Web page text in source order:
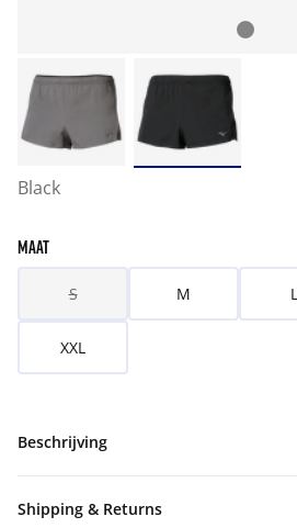
Black
MAAT
S M L
XXL
Beschrijving
Shipping & Returns